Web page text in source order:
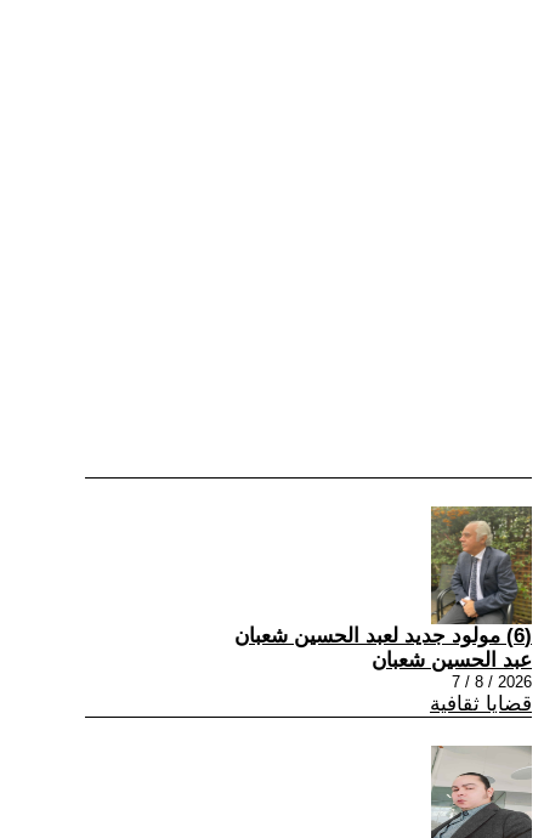
(6) مولود جديد لعبد الحسين شعبان
عبد الحسين شعبان
2026 / 8 / 7
قضايا ثقافية